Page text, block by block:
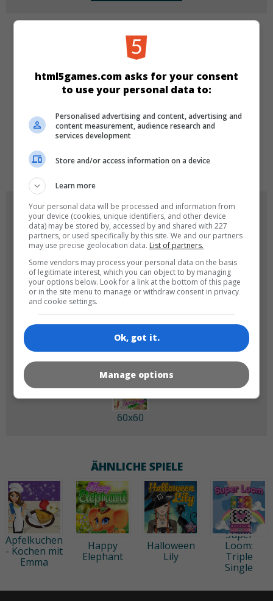
KATEGORIEN
Make-up Dress-up Mädchen
SPRACHEN
de tr en
SPIEL-ICONS
60x60
ÄHNLICHE SPIELE
Apfelkuchen
- Kochen mit
Emma
Happy
Elephant
Halloween
Lily
Super
Loom:
Triple
Single
html5games.com asks for your consent
to use your personal data to:
Personalised advertising and content, advertising and
content measurement, audience research and
services development
Store and/or access information on a device
Learn more
Your personal data will be processed and information from
your device (cookies, unique identifiers, and other device
data) may be stored by, accessed by and shared with 227
partners, or used specifically by this site. We and our partners
may use precise geolocation data. List of partners.
Some vendors may process your personal data on the basis
of legitimate interest, which you can object to by managing
your options below. Look for a link at the bottom of this page
or in the site menu to manage or withdraw consent in privacy
and cookie settings.
Ok, got it.
Manage options